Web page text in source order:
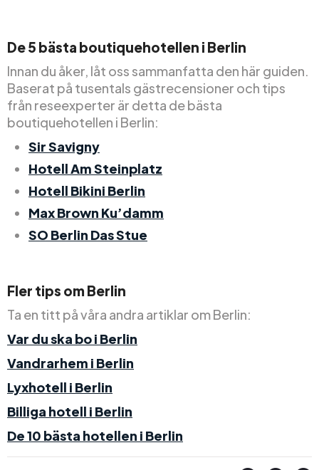
De 5 bästa boutiquehotellen i Berlin
Innan du åker, låt oss sammanfatta den här guiden.
Baserat på tusentals gästrecensioner och tips
från reseexperter är detta de bästa
boutiquehotellen i Berlin:
Sir Savigny
Hotell Am Steinplatz
Hotell Bikini Berlin
Max Brown Ku’damm
SO Berlin Das Stue
Fler tips om Berlin
Ta en titt på våra andra artiklar om Berlin:
Var du ska bo i Berlin
Vandrarhem i Berlin
Lyxhotell i Berlin
Billiga hotell i Berlin
De 10 bästa hotellen i Berlin